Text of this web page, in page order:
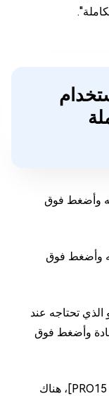
وأضغط فوق
وأضغط فوق
الذي تحتاجه عند
وأضغط فوق
فيما يتعلق بسمعة [استعادة البيانات الكاملة PRO15]، هناك